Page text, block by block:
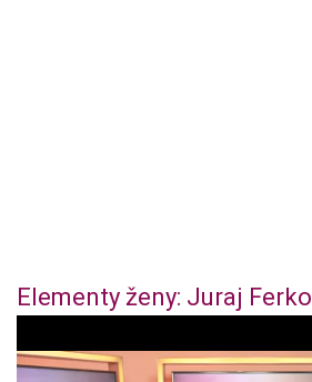
Elementy ženy: Juraj Ferko
f